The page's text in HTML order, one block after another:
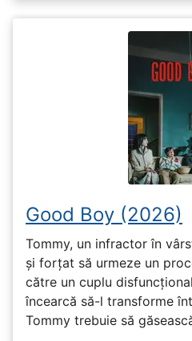
Good Boy (2026)
Tommy, un infractor în
și forțat să urmeze un
către un cuplu
încearcă să-l transforme
Tommy trebuie să